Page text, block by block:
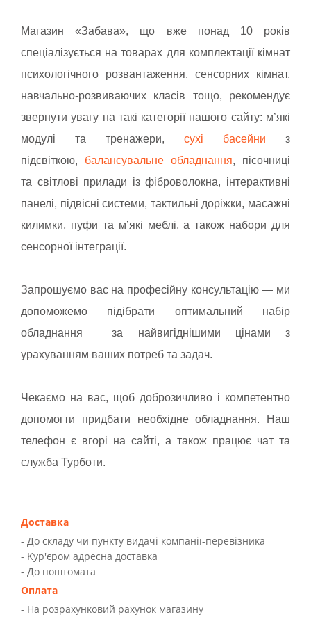
Магазин «Забава», що вже понад 10 років
спеціалізується на товарах для комплектації кімнат
психологічного розвантаження, сенсорних кімнат,
навчально-розвиваючих класів тощо, рекомендує
звернути увагу на такі категорії нашого сайту: м’які
модулі та тренажери, сухі басейни з
підсвіткою, балансувальне обладнання, пісочниці
та світлові прилади із фіброволокна, інтерактивні
панелі, підвісні системи, тактильні доріжки, масажні
килимки, пуфи та мʼякі меблі, а також набори для
сенсорної інтеграції.
Запрошуємо вас на професійну консультацію — ми
допоможемо підібрати оптимальний набір
обладнання за найвигіднішими цінами з
урахуванням ваших потреб та задач.
Чекаємо на вас, щоб доброзичливо і компетентно
допомогти придбати необхідне обладнання. Наш
телефон є вгорі на сайті, а також працює чат та
служба Турботи.
Доставка
- До складу чи пункту видачі компанії-перевізника
- Kур'єром адресна доставка
- До поштомата
Оплата
- На розрахунковий рахунок магазину